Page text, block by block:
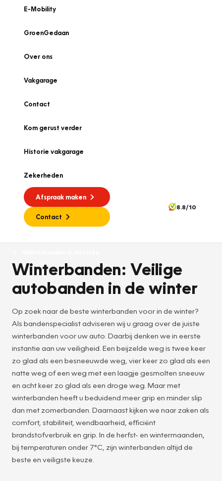
E-Mobility
GroenGedaan
Over ons
Vakgarage
Contact
Kom gerust verder
Historie vakgarage
Zekerheden
Afspraak maken
Contact
8.8/10
Winterbanden: Veilige
autobanden in de winter
Op zoek naar de beste winterbanden voor in de winter?
Als bandenspecialist adviseren wij u graag over de juiste
winterbanden voor uw auto. Daarbij denken we in eerste
instantie aan uw veiligheid. Een beijzelde weg is twee keer
zo glad als een besneeuwde weg, vier keer zo glad als een
natte weg of een weg met een laagje gesmolten sneeuw
en acht keer zo glad als een droge weg. Maar met
winterbanden heeft u beduidend meer grip en minder slip
dan met zomerbanden. Daarnaast kijken we naar zaken als
comfort, stabiliteit, wendbaarheid, efficiënt
brandstofverbruik en grip. In de herfst- en wintermaanden,
bij temperaturen onder 7°C, zijn winterbanden altijd de
beste en veiligste keuze.